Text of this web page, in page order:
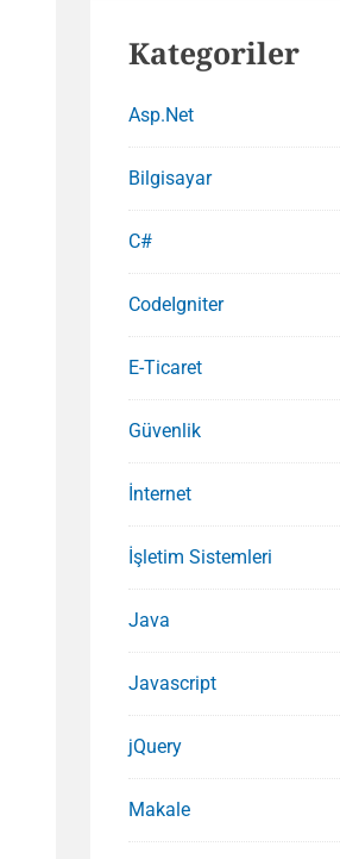
Kategoriler
Asp.Net
Bilgisayar
C#
CodeIgniter
E-Ticaret
Güvenlik
İnternet
İşletim Sistemleri
Java
Javascript
jQuery
Makale